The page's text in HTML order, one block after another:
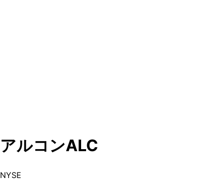
アルコンALC
NYSE